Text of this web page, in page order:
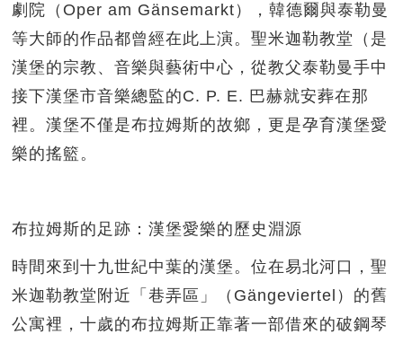
劇院（Oper am Gänsemarkt），韓德爾與泰勒曼
等大師的作品都曾經在此上演。聖米迦勒教堂（是
漢堡的宗教、音樂與藝術中心，從教父泰勒曼手中
接下漢堡市音樂總監的C. P. E. 巴赫就安葬在那
裡。漢堡不僅是布拉姆斯的故鄉，更是孕育漢堡愛
樂的搖籃。
布拉姆斯的足跡：漢堡愛樂的歷史淵源
時間來到十九世紀中葉的漢堡。位在易北河口，聖
米迦勒教堂附近「巷弄區」（Gängeviertel）的舊
公寓裡，十歲的布拉姆斯正靠著一部借來的破鋼琴